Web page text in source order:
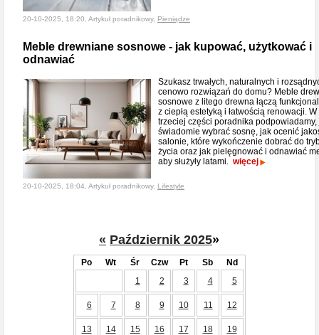
20-10-2025, 18:20, Artykuł poradnikowy, Pieniądze
Meble drewniane sosnowe - jak kupować, użytkować i
odnawiać
Szukasz trwałych, naturalnych i
cenowo rozwiązań do domu? Meble
sosnowe z litego drewna łączą
z ciepłą estetyką i łatwością renowacji. W
trzeciej części poradnika podpowiadamy,
świadomie wybrać sosnę, jak ocenić
salonie, które wykończenie dobrać do
życia oraz jak pielęgnować i odnawiać
aby służyły latami. więcej
20-10-2025, 18:04, Artykuł poradnikowy, Lifestyle
« Październik 2025»
Po Wt Śr Czw Pt Sb
Nd
1
2 3 4 5
6 7 8 9 10 11 12
13 14 15 16 17 18 19